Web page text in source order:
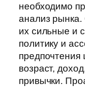
необходимо
анализ рынка.
их сильные и
политику и
предпочтения
возраст,
привычки.